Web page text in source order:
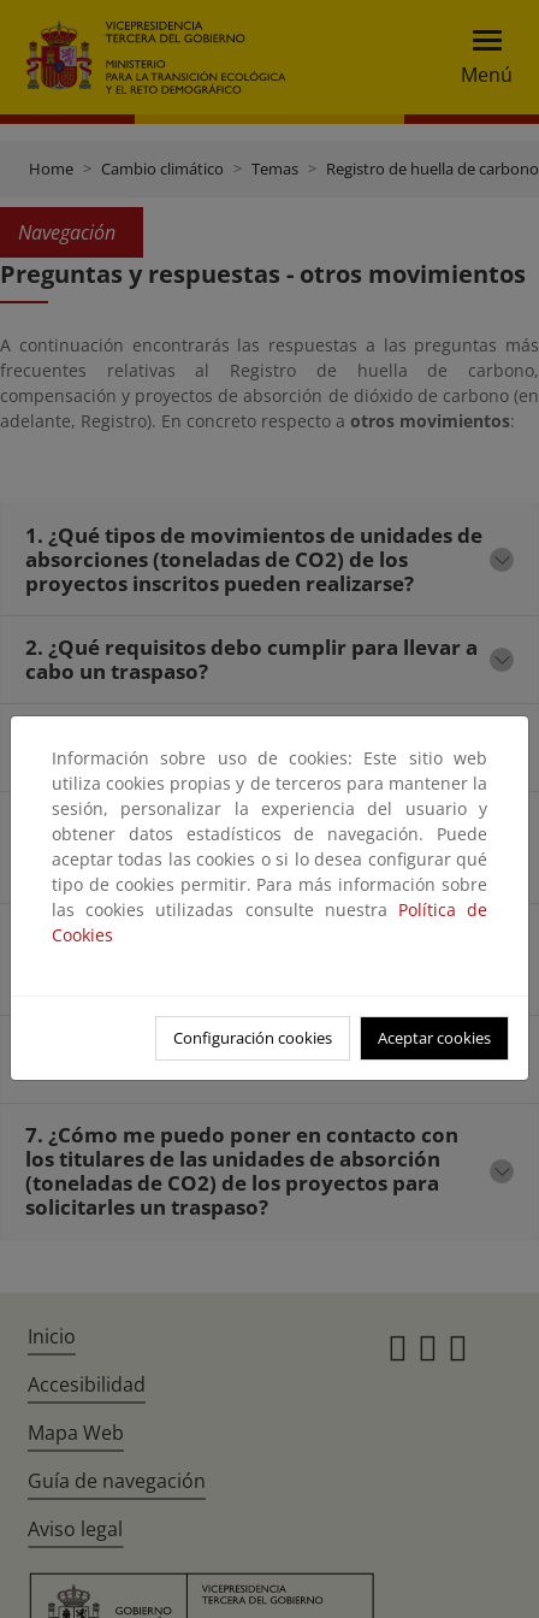
Menú
Home Cambio climático Temas Registro de huella de
Navegación
Preguntas y respuestas - otros movimientos
A continuación encontrarás las respuestas a las preguntas más
frecuentes relativas al Registro de huella de carbono,
compensación y proyectos de absorción de dióxido de carbono (en
adelante, Registro). En concreto respecto a otros movimientos:
1. ¿Qué tipos de movimientos de unidades de
absorciones (toneladas de CO2) de los
proyectos inscritos pueden realizarse?
2. ¿Qué requisitos debo cumplir para llevar a
cabo un traspaso?
cabo una cancelación?
4. ¿Cómo inscribo un traspaso de toneladas
de CO2 (documentación y medio de
presentación)?
5. ¿Cómo inscribo una cancelación de
6. ¿Dónde puedo consultar los movimientos
7. ¿Cómo me puedo poner en contacto con
los titulares de las unidades de absorción
(toneladas de CO2) de los proyectos para
solicitarles un traspaso?
Información sobre uso de cookies: Este sitio web
utiliza cookies propias y de terceros para mantener la
sesión, personalizar la experiencia del usuario y
obtener datos estadísticos de navegación. Puede
aceptar todas las cookies o si lo desea configurar qué
tipo de cookies permitir. Para más información sobre
las cookies utilizadas consulte nuestra Política de
Cookies
Configuración cookies Aceptar cookies
Inicio
Accesibilidad
Mapa Web
Guía de navegación
Aviso legal